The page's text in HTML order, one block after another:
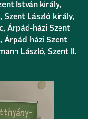
István király,
Szent László király,
Árpád-házi Szent
Árpád-házi Szent
László, Szent II.